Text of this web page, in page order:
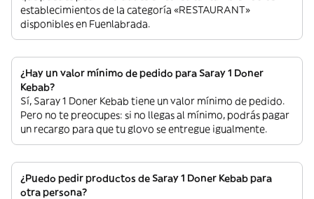
establecimientos de la categoría «RESTAURANT»
disponibles en Fuenlabrada.
¿Hay un valor mínimo de pedido para Saray 1 Doner
Kebab?
Sí, Saray 1 Doner Kebab tiene un valor mínimo de pedido.
Pero no te preocupes: si no llegas al mínimo, podrás pagar
un recargo para que tu glovo se entregue igualmente.
¿Puedo pedir productos de Saray 1 Doner Kebab para
otra persona?